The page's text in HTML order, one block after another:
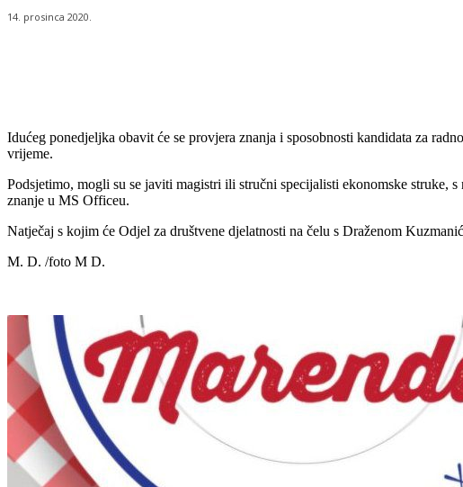
14. prosinca 2020.
Idućeg ponedjeljka obavit će se provjera znanja i sposobnosti kandidata za
vrijeme.
Podsjetimo, mogli su se javiti magistri ili stručni specijalisti ekonomske struke,
znanje u MS Officeu.
Natječaj s kojim će Odjel za društvene djelatnosti na čelu s Draženom
M. D. /foto M D.